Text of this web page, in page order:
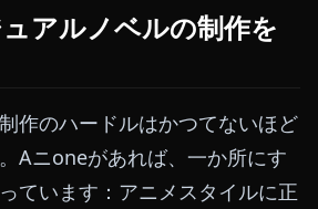
アルノベルの制作を
作のハードルはかつてないほど
Aニoneがあれば、一か所にす
ています：アニメスタイルに正